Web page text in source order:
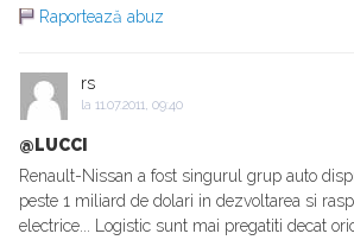
Raportează abuz
rs
la 11.07.2011, 09:40
@LUCCI
Renault-Nissan a fost singurul grup auto
peste 1 miliard de dolari in dezvoltarea si
electrice... Logistic sunt mai pregatiti decat